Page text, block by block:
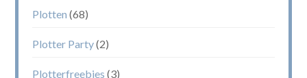
Plotten (68)
Plotter Party(2)
Plotterfreebies (3)